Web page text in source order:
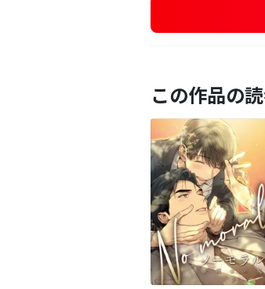
この作品の